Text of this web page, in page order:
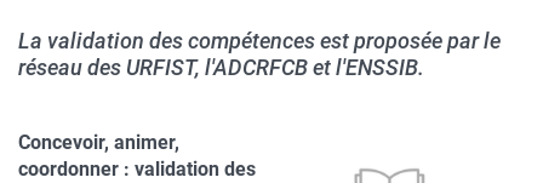
La validation des compétences est proposée par le
réseau des URFIST, l'ADCRFCB et l'ENSSIB.
Concevoir, animer,
coordonner : validation des